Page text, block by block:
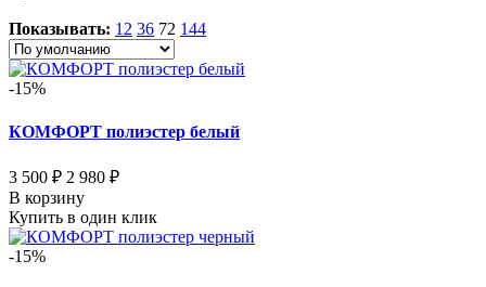
Показывать: 12 36 72 144
-15%
КОМФОРТ полиэстер белый
3 500 ₽ 2 980 ₽
В корзину
Купить в один клик
-15%